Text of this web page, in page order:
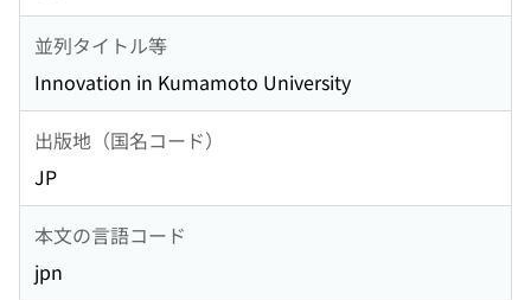
並列タイトル等
Innovation in Kumamoto University
出版地（国名コード）
JP
本文の言語コード
jpn